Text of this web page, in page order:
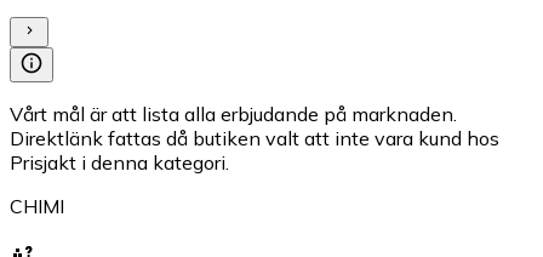
Vårt mål är att lista alla erbjudande på marknaden.
Direktlänk fattas då butiken valt att inte vara kund hos
Prisjakt i denna kategori.
CHIMI